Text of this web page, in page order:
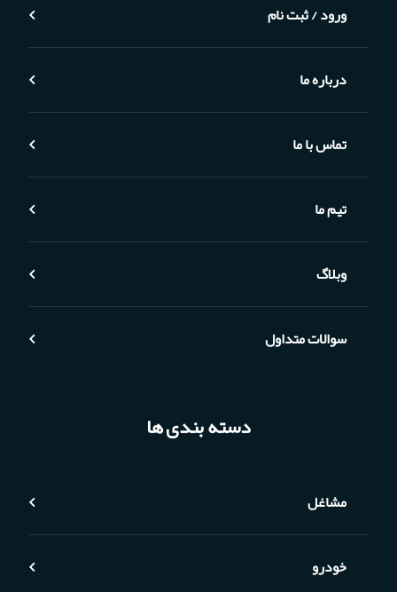
ورود / ثبت نام
درباره ما
تماس با ما
تیم ما
وبلاگ
سوالات متداول
دسته بندی ها
مشاغل
خودرو